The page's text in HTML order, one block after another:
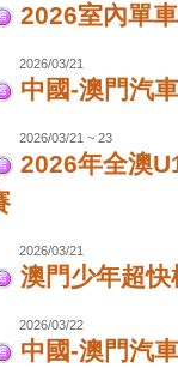
2026室內單
2026/03/21
中國-澳門汽
2026/03/21 ~ 23
2026年全澳
2026/03/21
澳門少年超快
2026/03/22
中國-澳門汽